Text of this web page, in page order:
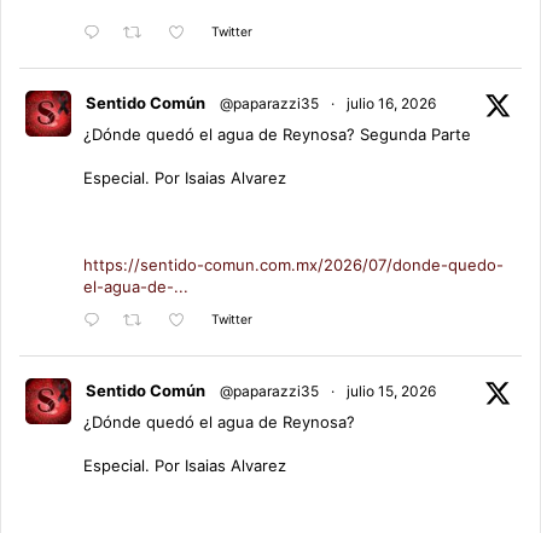
Twitter
Sentido Común @paparazzi35 · julio 16, 2026
¿Dónde quedó el agua de Reynosa? Segunda Parte
Especial. Por Isaias Alvarez
https://sentido-comun.com.mx/2026/07/donde-quedo-
el-agua-de-...
Twitter
Sentido Común @paparazzi35 · julio 15, 2026
¿Dónde quedó el agua de Reynosa?
Especial. Por Isaias Alvarez